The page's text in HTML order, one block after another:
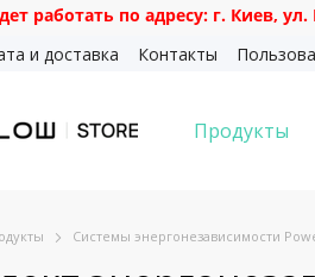
контенту
по адресу: г. Киев, ул.
и доставка Контакты
Продукты
Системы энергонезависимости